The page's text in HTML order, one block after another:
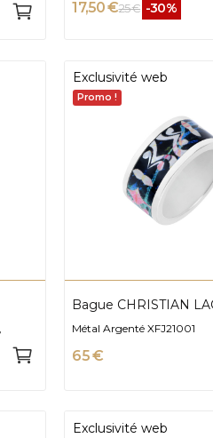
17,50 €25 € -30%
Exclusivité web
Promo !
Bague CHRISTIAN
Métal Argenté XFJ21001
65 €
Exclusivité web